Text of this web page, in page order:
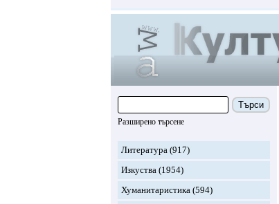
Търси
Разширено търсене
Литература (917)
Изкуства (1954)
Хуманитаристика (594)